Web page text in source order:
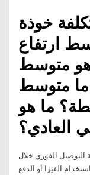
خوذة
ارتفاع
هو متوسط
ما متوسط
ما هو
العادي؟
التوصيل الفوري خلال
الفيزا أو الدفع